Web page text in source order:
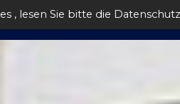
, lesen Sie bitte die